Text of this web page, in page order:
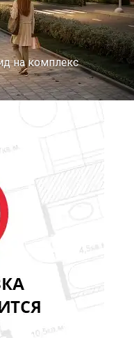
на комплекс